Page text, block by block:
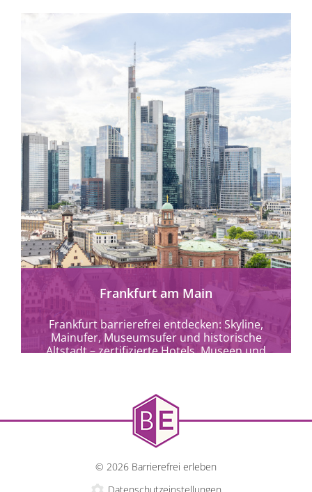
mehr erfahren
Frankfurt am Main
Frankfurt barrierefrei entdecken: Skyline,
Mainufer, Museumsufer und historische
Altstadt – zertifizierte Hotels, Museen und
© 2026 Barrierefrei erleben